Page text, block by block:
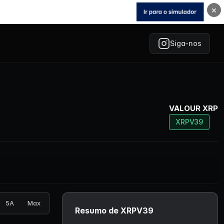
×
Siga-nos
VALOUR XRP
XRPV39
5A Max
Resumo de XRPV39